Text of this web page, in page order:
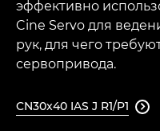
эффективно
Cine Servo для
рук, для чего
сервопривода.
CN30x40 IAS J R1/P1 